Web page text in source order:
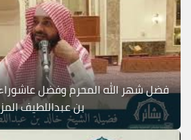
فضل شهر الله المحرم وفضل
بن عبداللطيف